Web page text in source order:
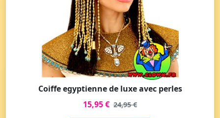
Coiffe egyptienne de luxe avec perles
15,95 € 24,95 €